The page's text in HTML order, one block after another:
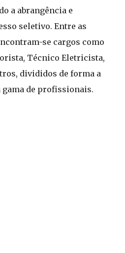
a abrangência e
seletivo. Entre as
se cargos como
Técnico Eletricista,
divididos de forma a
de profissionais.